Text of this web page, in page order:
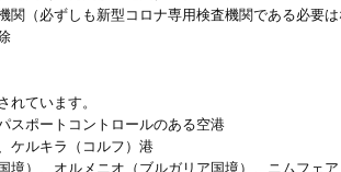
関（必ずしも新型コロナ専用検査機関である必要
れています。
スポートコントロールのある空港
ケルキラ（コルフ）港
境）、オルメニオ（ブルガリア国境）、ニムフ